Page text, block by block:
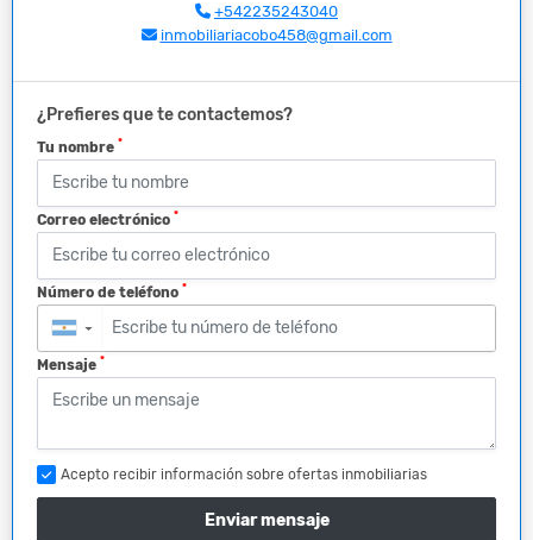
+542235243040
inmobiliariacobo458@gmail.com
¿Prefieres que te contactemos?
Tu nombre *
Correo electrónico *
Número de teléfono *
▼
Mensaje *
Acepto recibir información sobre ofertas inmobiliarias
Enviar mensaje